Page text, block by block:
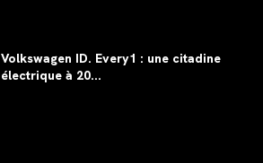
Volkswagen ID. Every1 : une citadine
électrique à 20...